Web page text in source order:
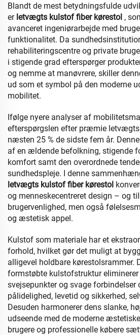
Blandt de mest betydningsfulde
er letvægts kulstof fiber kørestol ,
avanceret ingeniørarbejde med
funktionalitet. Da
rehabiliteringscentre og private
i stigende grad efterspørger
og nemme at manøvrere, skiller
ud som et symbol på den moderne
mobilitet.
Ifølge nyere analyser af
efterspørgslen efter præmie letvægts
næsten 25 % de sidste fem år.
af en ældende befolkning, stigende
komfort samt den overordnede
sundhedspleje. I denne
letvægts kulstof fiber kørestol
og menneskecentreret design – og
brugervenlighed, men også
og æstetisk appel.
Kulstof som materiale har et
forhold, hvilket gør det muligt at
alligevel holdbare kørestolsrammer.
formstøbte kulstofstruktur
svejsepunkter og svage forbindelser
pålidelighed, levetid og sikkerhed,
Desuden harmonerer dens slanke,
udseende med de moderne
brugere og professionelle købere